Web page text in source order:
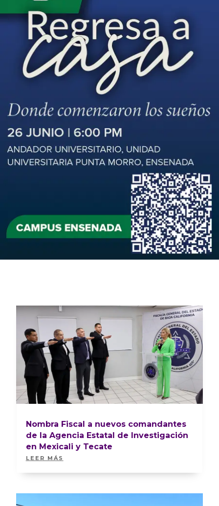
Nombra Fiscal a nuevos comandantes
de la Agencia Estatal de Investigación
en Mexicali y Tecate
LEER MÁS